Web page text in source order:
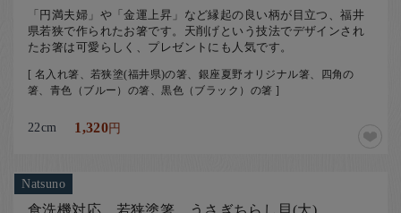
「円満夫婦」や「金運上昇」など縁起の良い柄が目立つ、福井
県若狭で作られたお箸です。天削げという技法でデザインされ
たお箸は可愛らしく、プレゼントにも人気です。
[ 名入れ箸、若狭塗(福井県)の箸、銀座夏野オリジナル箸、四角の
箸、青色（ブルー）の箸、黒色（ブラック）の箸 ]
22cm 1,320円
Natsuno
食洗機対応 若狭塗箸 うさぎちらし貝(大)